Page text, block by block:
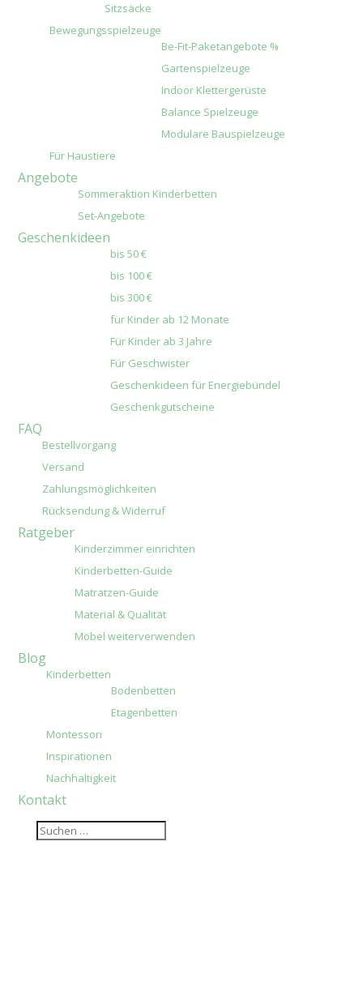
Sitzsäcke
Bewegungsspielzeuge
Be-Fit-Paketangebote %
Gartenspielzeuge
Indoor Klettergerüste
Balance Spielzeuge
Modulare Bauspielzeuge
Für Haustiere
Angebote
Sommeraktion Kinderbetten
Set-Angebote
Geschenkideen
bis 50 €
bis 100 €
bis 300 €
für Kinder ab 12 Monate
Für Kinder ab 3 Jahre
Für Geschwister
Geschenkideen für Energiebündel
Geschenkgutscheine
FAQ
Bestellvorgang
Versand
Zahlungsmöglichkeiten
Rücksendung & Widerruf
Ratgeber
Kinderzimmer einrichten
Kinderbetten-Guide
Matratzen-Guide
Material & Qualität
Möbel weiterverwenden
Blog
Kinderbetten
Bodenbetten
Etagenbetten
Montessori
Inspirationen
Nachhaltigkeit
Kontakt